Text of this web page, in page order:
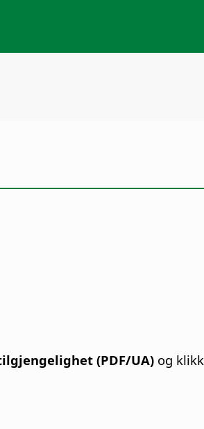
(PDF/UA) og klikk